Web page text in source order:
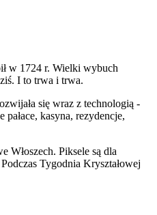
w 1724 r. Wielki wybuch
I to trwa i trwa.
się wraz z technologią -
kasyna, rezydencje,
Włoszech. Piksele są dla
Tygodnia Kryształowej